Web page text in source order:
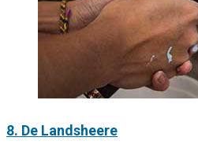
8. De Landsheere